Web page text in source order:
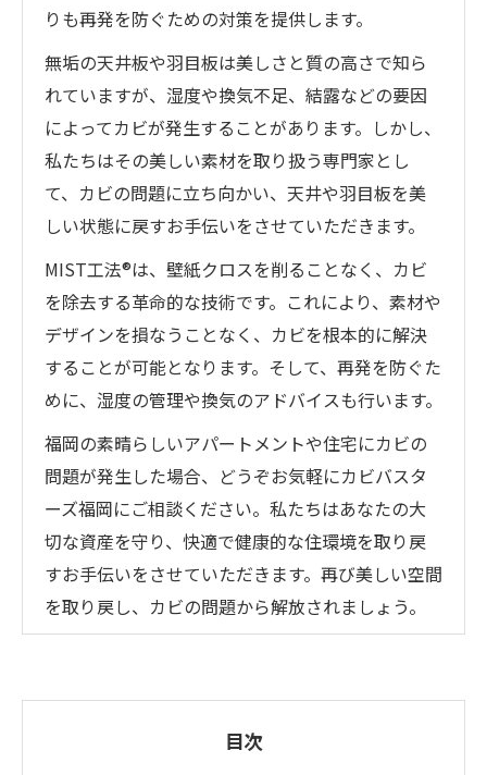
りも再発を防ぐための対策を提供します。
無垢の天井板や羽目板は美しさと質の高さで知ら
れていますが、湿度や換気不足、結露などの要因
によってカビが発生することがあります。しかし、
私たちはその美しい素材を取り扱う専門家とし
て、カビの問題に立ち向かい、天井や羽目板を美
しい状態に戻すお手伝いをさせていただきます。
MIST工法®は、壁紙クロスを削ることなく、カビ
を除去する革命的な技術です。これにより、素材や
デザインを損なうことなく、カビを根本的に解決
することが可能となります。そして、再発を防ぐた
めに、湿度の管理や換気のアドバイスも行います。
福岡の素晴らしいアパートメントや住宅にカビの
問題が発生した場合、どうぞお気軽にカビバスタ
ーズ福岡にご相談ください。私たちはあなたの大
切な資産を守り、快適で健康的な住環境を取り戻
すお手伝いをさせていただきます。再び美しい空間
を取り戻し、カビの問題から解放されましょう。
目次